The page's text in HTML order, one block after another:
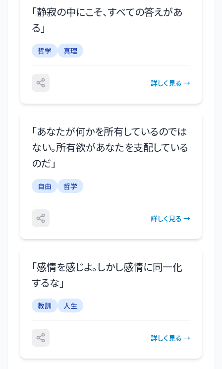
「静寂の中にこそ、すべての答えがあ
る 」
哲学 真理
詳しく見る →
「あなたが何かを所有しているのでは
ない。所有欲があなたを支配している
のだ 」
自由 哲学
詳しく見る →
「感情を感じよ。しかし感情に同一化
するな 」
教訓 人生
詳しく見る →